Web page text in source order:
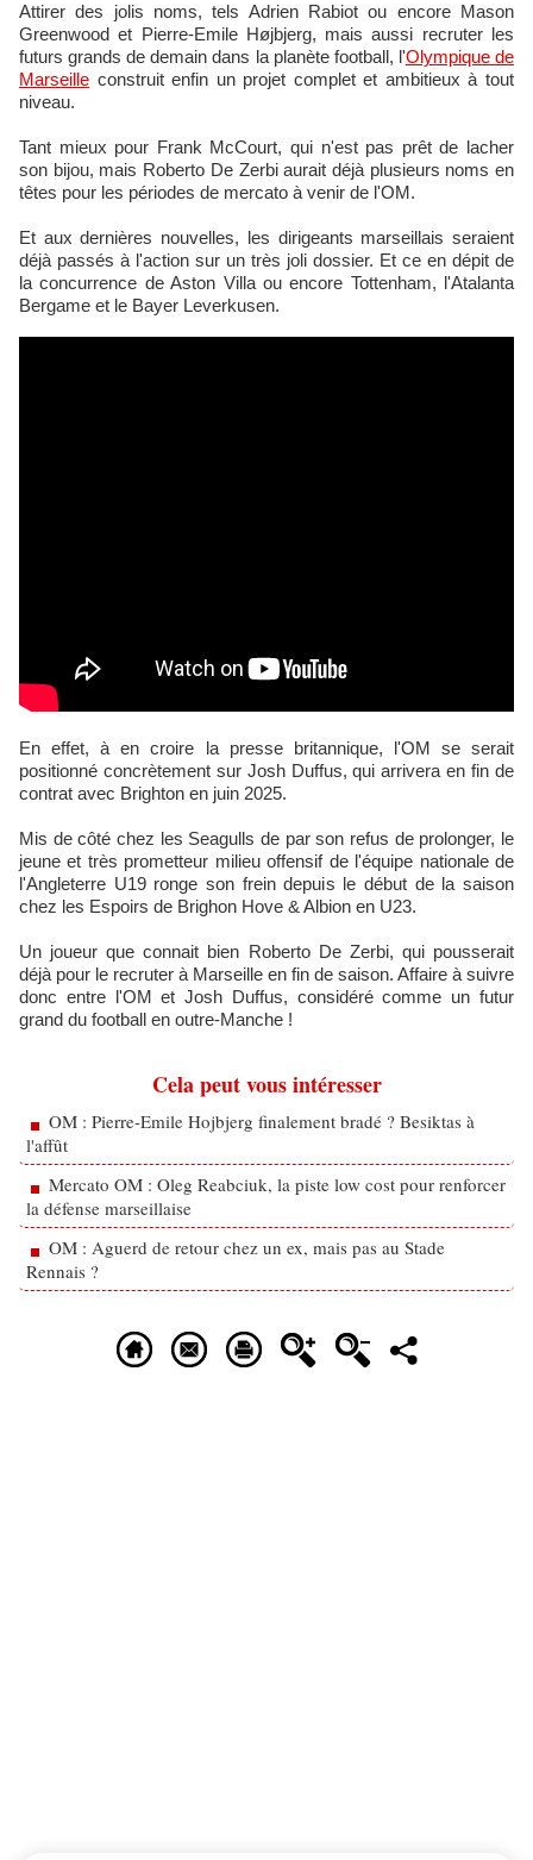
Attirer des jolis noms, tels Adrien Rabiot ou encore Mason
Greenwood et Pierre-Emile Højbjerg, mais aussi recruter les
futurs grands de demain dans la planète football, l'Olympique de
Marseille construit enfin un projet complet et ambitieux à tout
niveau.
Tant mieux pour Frank McCourt, qui n'est pas prêt de lacher
son bijou, mais Roberto De Zerbi aurait déjà plusieurs noms en
têtes pour les périodes de mercato à venir de l'OM.
Et aux dernières nouvelles, les dirigeants marseillais seraient
déjà passés à l'action sur un très joli dossier. Et ce en dépit de
la concurrence de Aston Villa ou encore Tottenham, l'Atalanta
Bergame et le Bayer Leverkusen.
En effet, à en croire la presse britannique, l'OM se serait
positionné concrètement sur Josh Duffus, qui arrivera en fin de
contrat avec Brighton en juin 2025.
Mis de côté chez les Seagulls de par son refus de prolonger, le
jeune et très prometteur milieu offensif de l'équipe nationale de
l'Angleterre U19 ronge son frein depuis le début de la saison
chez les Espoirs de Brighon Hove & Albion en U23.
Un joueur que connait bien Roberto De Zerbi, qui pousserait
déjà pour le recruter à Marseille en fin de saison. Affaire à suivre
donc entre l'OM et Josh Duffus, considéré comme un futur
grand du football en outre-Manche !
Cela peut vous intéresser
OM : Pierre-Emile Hojbjerg finalement bradé ? Besiktas à
l'affût
Mercato OM : Oleg Reabciuk, la piste low cost pour renforcer
la défense marseillaise
OM : Aguerd de retour chez un ex, mais pas au Stade
Rennais ?